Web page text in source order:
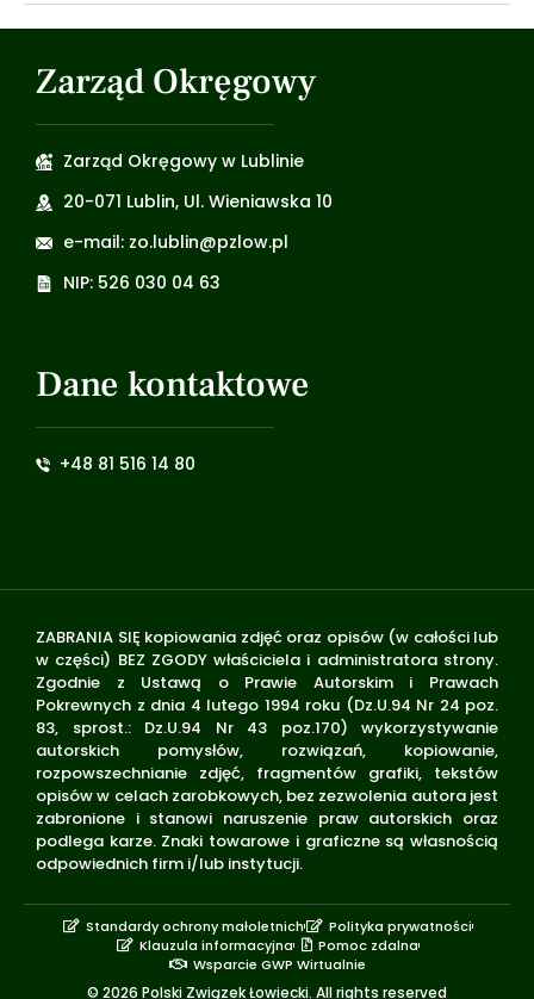
Zarząd Okręgowy
Zarząd Okręgowy w Lublinie
20-071 Lublin, Ul. Wieniawska 10
e-mail: zo.lublin@pzlow.pl
NIP: 526 030 04 63
Dane kontaktowe
+48 81 516 14 80
ZABRANIA SIĘ kopiowania zdjęć oraz opisów (w całości lub
w części) BEZ ZGODY właściciela i administratora strony.
Zgodnie z Ustawą o Prawie Autorskim i Prawach
Pokrewnych z dnia 4 lutego 1994 roku (Dz.U.94 Nr 24 poz.
83, sprost.: Dz.U.94 Nr 43 poz.170) wykorzystywanie
autorskich pomysłów, rozwiązań, kopiowanie,
rozpowszechnianie zdjęć, fragmentów grafiki, tekstów
opisów w celach zarobkowych, bez zezwolenia autora jest
zabronione i stanowi naruszenie praw autorskich oraz
podlega karze. Znaki towarowe i graficzne są własnością
odpowiednich firm i/lub instytucji.
© 2026 Polski Związek Łowiecki. All rights reserved
Standardy ochrony małoletnich
Polityka prywatności
Klauzula informacyjna
Pomoc zdalna
Wsparcie GWP Wirtualnie